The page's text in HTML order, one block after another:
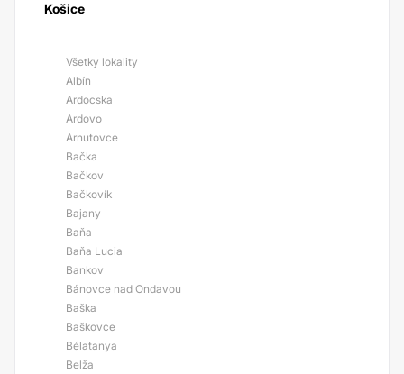
Košice
Všetky lokality
Albín
Ardocska
Ardovo
Arnutovce
Bačka
Bačkov
Bačkovík
Bajany
Baňa
Baňa Lucia
Bankov
Bánovce nad Ondavou
Baška
Baškovce
Bélatanya
Belža